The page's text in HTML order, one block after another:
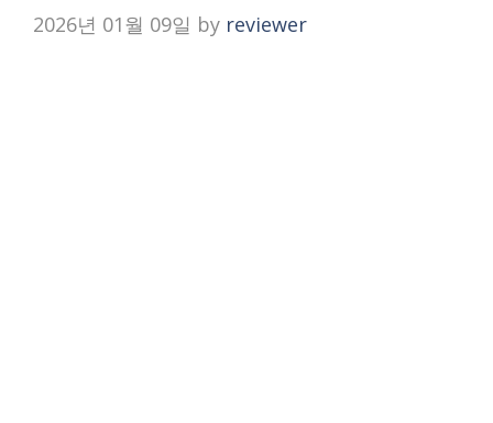
2026년 01월 09일 by reviewer